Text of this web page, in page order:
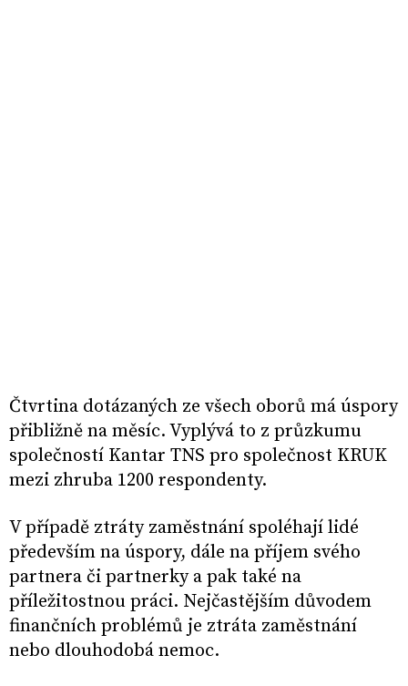
Čtvrtina dotázaných ze všech oborů má úspory
přibližně na měsíc. Vyplývá to z průzkumu
společností Kantar TNS pro společnost KRUK
mezi zhruba 1200 respondenty.
V případě ztráty zaměstnání spoléhají lidé
především na úspory, dále na příjem svého
partnera či partnerky a pak také na
příležitostnou práci. Nejčastějším důvodem
finančních problémů je ztráta zaměstnání
nebo dlouhodobá nemoc.